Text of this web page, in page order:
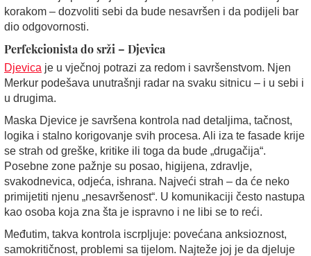
korakom – dozvoliti sebi da bude nesavršen i da podijeli bar
dio odgovornosti.
Perfekcionista do srži – Djevica
Djevica je u vječnoj potrazi za redom i savršenstvom. Njen
Merkur podešava unutrašnji radar na svaku sitnicu – i u sebi i
u drugima.
Maska Djevice je savršena kontrola nad detaljima, tačnost,
logika i stalno korigovanje svih procesa. Ali iza te fasade krije
se strah od greške, kritike ili toga da bude „drugačija“.
Posebne zone pažnje su posao, higijena, zdravlje,
svakodnevica, odjeća, ishrana. Najveći strah – da će neko
primijetiti njenu „nesavršenost“. U komunikaciji često nastupa
kao osoba koja zna šta je ispravno i ne libi se to reći.
Međutim, takva kontrola iscrpljuje: povećana anksioznost,
samokritičnost, problemi sa tijelom. Najteže joj je da djeluje